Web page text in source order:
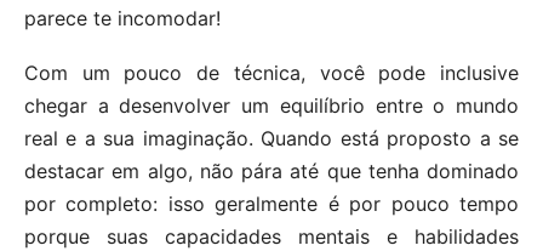
parece te incomodar!
Com um pouco de técnica, você pode inclusive
chegar a desenvolver um equilíbrio entre o mundo
real e a sua imaginação. Quando está proposto a se
destacar em algo, não pára até que tenha dominado
por completo: isso geralmente é por pouco tempo
porque suas capacidades mentais e habilidades